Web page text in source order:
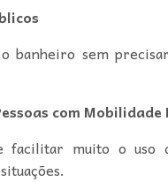
banheiro sem
com Mobilidade
facilitar muito o uso